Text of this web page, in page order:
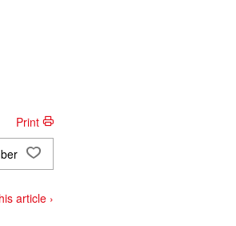
Print
article ›